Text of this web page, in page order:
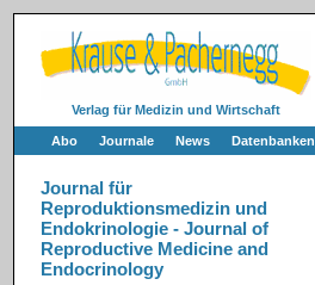
Verlag für Medizin und Wirtschaft
Abo Journale News Datenbanken
Journal für
Reproduktionsmedizin und
Endokrinologie - Journal of
Reproductive Medicine and
Endocrinology